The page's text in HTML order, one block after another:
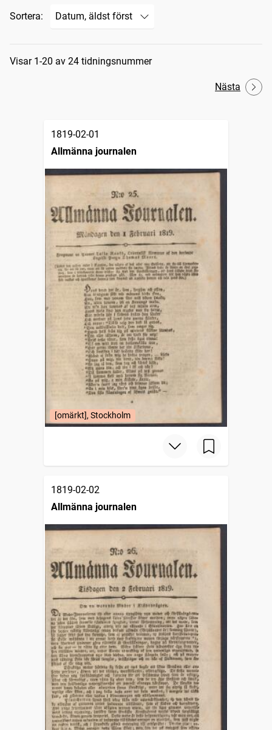
Sortera:
Sökresultat
Visar 1-20 av 24 tidningsnummer
Nästa
1819-02-01
Allmänna journalen
[omärkt], Stockholm
1819-02-02
Allmänna journalen